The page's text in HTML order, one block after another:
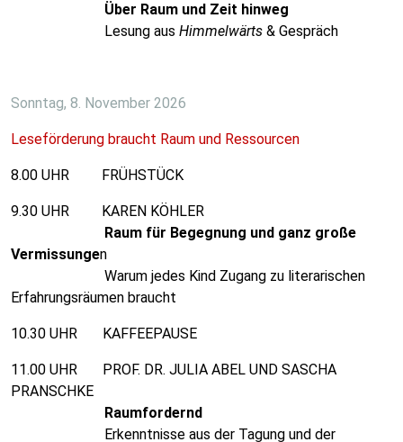
Über Raum und Zeit hinweg
Lesung aus Himmelwärts & Gespräch
Sonntag, 8. November 2026
Leseförderung braucht Raum und Ressourcen
8.00 UHR FRÜHSTÜCK
9.30 UHR KAREN KÖHLER
Raum für Begegnung und ganz große
Vermissungen
Warum jedes Kind Zugang zu literarischen
Erfahrungsräumen braucht
10.30 UHR KAFFEEPAUSE
11.00 UHR PROF. DR. JULIA ABEL UND SASCHA
PRANSCHKE
Raumfordernd
Erkenntnisse aus der Tagung und der